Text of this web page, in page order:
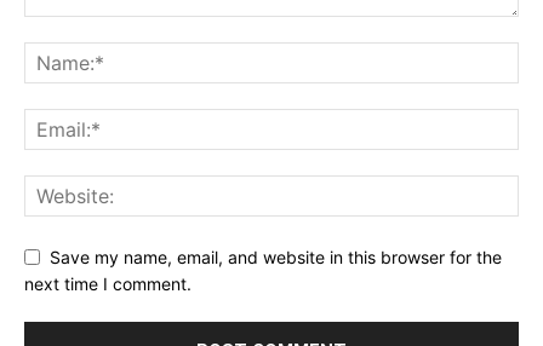
Save my name, email, and website in this browser for the
next time I comment.